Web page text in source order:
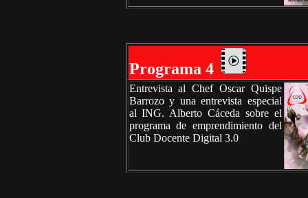
Programa 4
Entrevista al Chef Oscar Quispe
Barrozo y una entrevista especial
al ING. Alberto Cáceda sobre el
programa de emprendimiento del
Club Docente Digital 3.0